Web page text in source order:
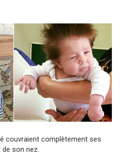
couvraient complètement ses
son nez.